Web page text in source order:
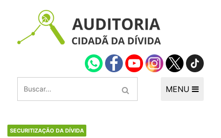
MENU
SECURITIZAÇÃO DA DÍVIDA